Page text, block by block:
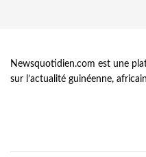
Newsquotidien.com est une
sur l’actualité guinéenne,